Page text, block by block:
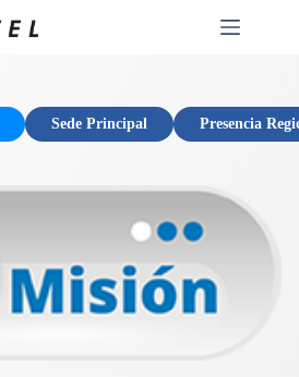
Sede Principal Presencia